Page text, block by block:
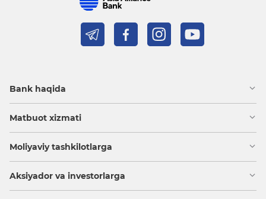
Bank haqida
Matbuot xizmati
Moliyaviy tashkilotlarga
Aksiyador va investorlarga